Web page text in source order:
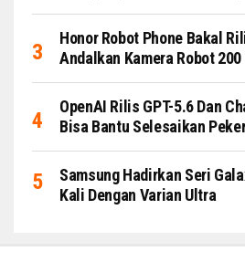
Honor Robot Phone Bakal
Andalkan Kamera Robot 200
OpenAI Rilis GPT-5.6 Dan
Bisa Bantu Selesaikan
Samsung Hadirkan Seri
Kali Dengan Varian Ultra